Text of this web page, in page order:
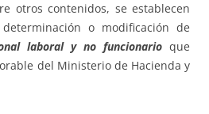
otros contenidos, se establecen
o modificación de
laboral y no funcionario que
del Ministerio de Hacienda y